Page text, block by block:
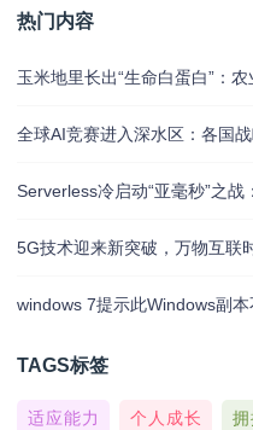
热门内容
玉米地里长出“生命白蛋白”：
5G技术迎来新突破，万物互联
TAGS标签
适应能力 个人成长